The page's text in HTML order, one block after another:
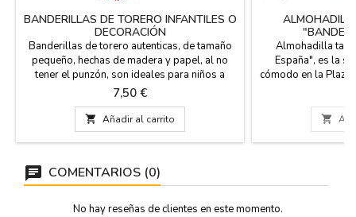
BANDERILLAS DE TORERO INFANTILES O
DECORACIÓN
Banderillas de torero autenticas, de tamaño
pequeño, hechas de madera y papel, al no
tener el punzón, son ideales para niños a
partir de 10 años o bien para decoración.
Medidas: 31 cm. de largo.
Precio
7,50 €
 Añadir al carrito
Almohadilla
España", es la
cómodo en la
estribera y el
tiene el asa de
agua fría.
cm x 27 cm x 5,5

COMENTARIOS (0)
No hay reseñas de clientes en este momento.